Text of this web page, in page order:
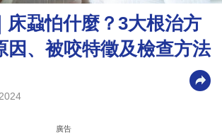
床蝨怕什麼？3大根治方
因、被咬特徵及檢查方法
廣告